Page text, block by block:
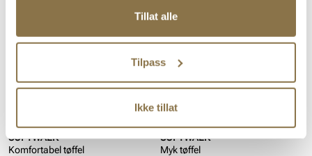
Tillat alle
Tilpass
Ikke tillat
SOFTWALK
Komfortabel tøffel
SOFTWALK
Myk tøffel